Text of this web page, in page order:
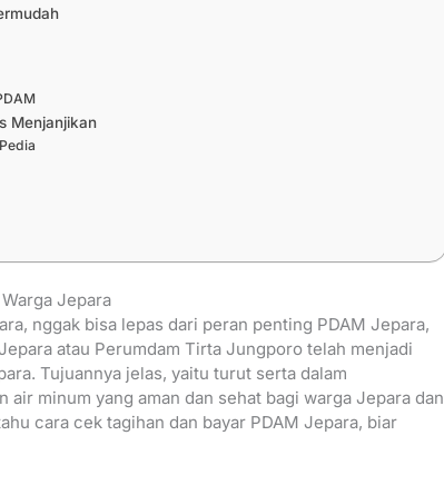
Menjanjikan
Jepara
nggak bisa lepas dari peran penting PDAM Jepara,
atau Perumdam Tirta Jungporo telah menjadi
Tujuannya jelas, yaitu turut serta dalam
minum yang aman dan sehat bagi warga Jepara dan
cara cek tagihan dan bayar PDAM Jepara, biar